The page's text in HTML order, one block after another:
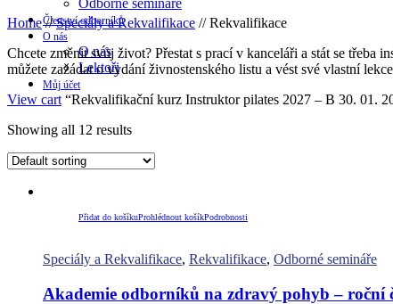
Odborné semináře
Členství odborníků
O nás
O nás
Lektoři
Můj účet
Home//Speciály a Rekvalifikace //Rekvalifikace
Chcete změnit svůj život? Přestat s prací v kanceláři a stát se
můžete zažádat o vydání živnostenského listu a vést své vlastní
View cart “Rekvalifikační kurz Instruktor pilates 2027 – B 30. 01.
Showing all 12 results
Přidat do košíkuProhlédnout košíkPodrobnosti
Speciály a Rekvalifikace, Rekvalifikace, Odborné semináře
Akademie odborníků na zdravý pohyb – roční